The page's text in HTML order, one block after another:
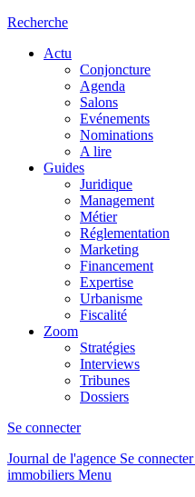
Recherche
Actu
Conjoncture
Agenda
Salons
Evénements
Nominations
A lire
Guides
Juridique
Management
Métier
Réglementation
Marketing
Financement
Expertise
Urbanisme
Fiscalité
Zoom
Stratégies
Interviews
Tribunes
Dossiers
Se connecter
Journal de l'agence Se connecter
immobiliers Menu